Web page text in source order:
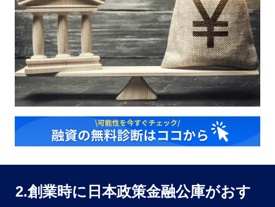
2.創業時に日本政策金融公庫がおす